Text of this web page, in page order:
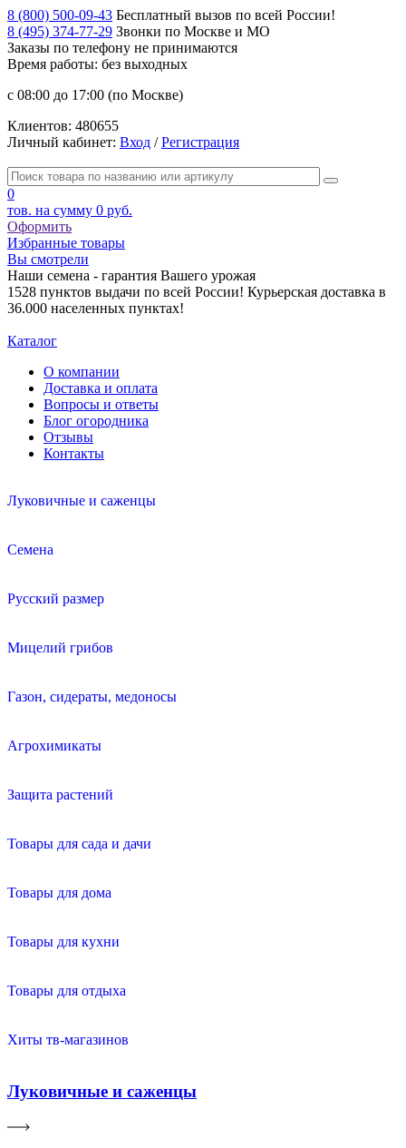
8 (800) 500-09-43 Бесплатный вызов по всей России!
8 (495) 374-77-29 Звонки по Москве и МО
Заказы по телефону не принимаются
Время работы: без выходных
с 08:00 до 17:00 (по Москве)
Клиентов: 480655
Личный кабинет: Вход /Регистрация
0
тов. на сумму 0 руб.
Оформить
Избранные товары
Вы смотрели
Наши семена - гарантия Вашего урожая
1528 пунктов выдачи по всей России! Курьерская доставка в
36.000 населенных пунктах!
Каталог
О компании
Доставка и оплата
Вопросы и ответы
Блог огородника
Отзывы
Контакты
Луковичные и саженцы
Семена
Русский размер
Мицелий грибов
Газон, сидераты, медоносы
Агрохимикаты
Защита растений
Товары для сада и дачи
Товары для дома
Товары для кухни
Товары для отдыха
Хиты тв-магазинов
Луковичные и саженцы